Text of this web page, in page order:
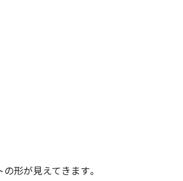
形が見えてきます。